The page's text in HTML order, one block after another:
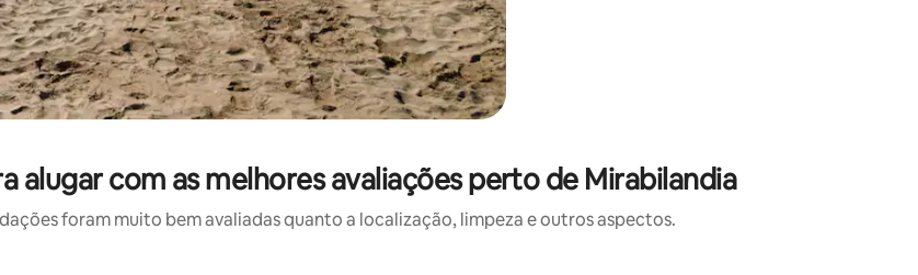
alugar com as melhores avaliações perto de Mirabilandia
foram muito bem avaliadas quanto a localização, limpeza e outros aspectos.